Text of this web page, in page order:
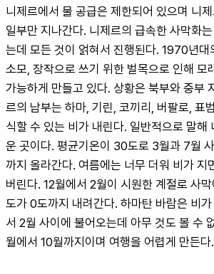
니제르에서 물 공급은 제한되어 있으며 니
일부만 지나간다. 니제르의 급속한 사막화
는데 모든 것이 얽혀서 진행된다. 1970년대
소모, 장작으로 쓰기 위한 벌목으로 인해 모
가능하게 만들고 있다. 상황은 북부와 중부
르의 남부는 하마, 기린, 코끼리, 버팔로, 표
식할 수 있는 비가 내린다. 일반적으로 말해
운 곳이다. 평균기온이 30도로 3월과 7월
까지 올라간다. 여름에는 너무 더워 비가 지
버린다. 12월에서 2월이 시원한 계절로 사
도가 0도까지 내려간다. 하마탄 바람은 비
서 2월 사이에 불어오는데 아무 것도 볼 수
월에서 10월까지이며 여행을 어렵게 만든다.